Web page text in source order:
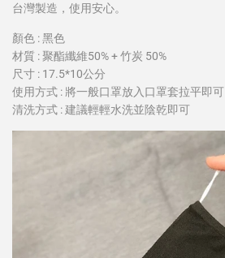
台灣製造，使用安心。
顏色 : 黑色
材質 : 聚酯纖維50% + 竹炭 50%
尺寸 : 17.5*10公分
使用方式 : 將一般口罩放入口罩套拉平即可
清洗方式 : 建議輕輕水洗並陰乾即可